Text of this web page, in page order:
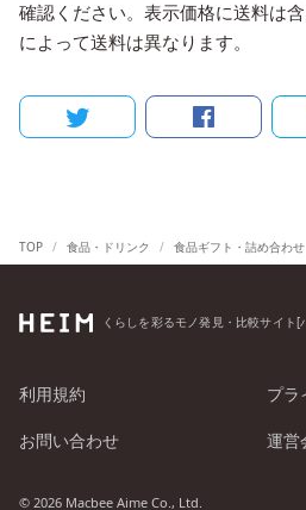
確認ください。表示価格に送料は
によって送料は異なります。
TOP 食品・ドリンク 食品ギフト・詰め合わせ
くらしを彩るモノ発見・比較サイト[
利用規約 プラ
お問い合わせ 運営
© 2026 Macbee Aime Co., Ltd.